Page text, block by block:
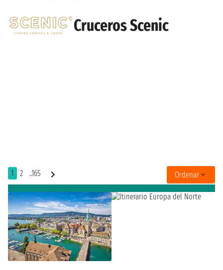
Cruceros Scenic
1 2 ..165 Ordenar